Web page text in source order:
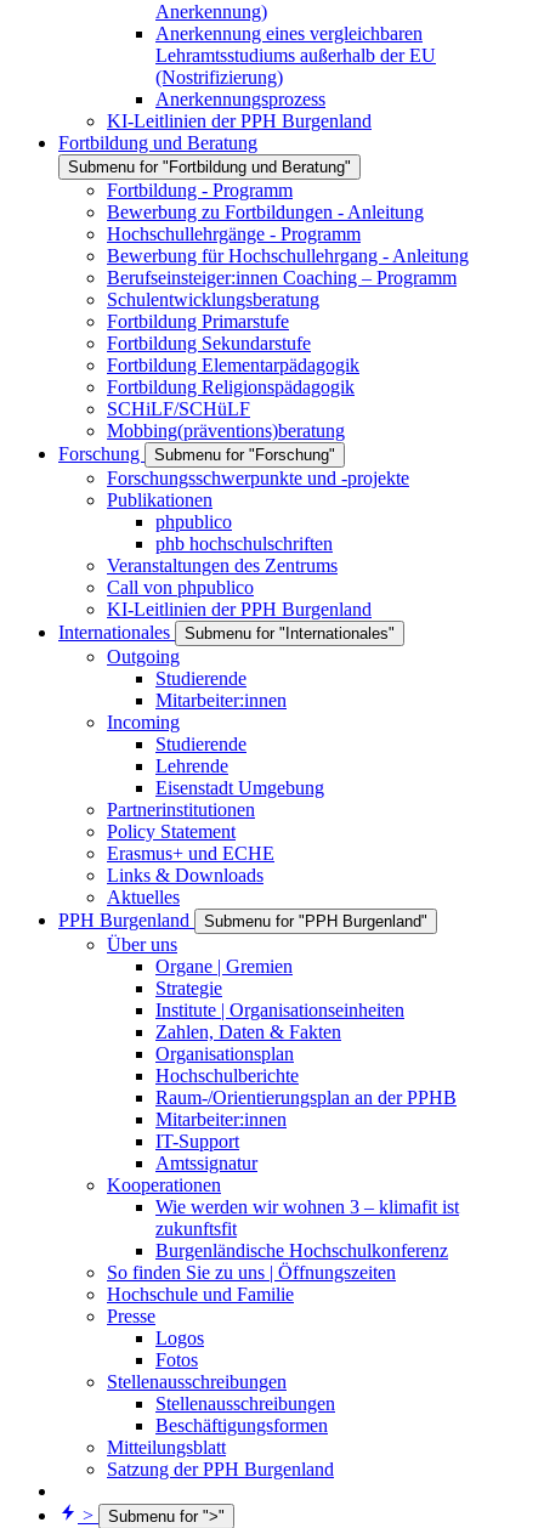
Anerkennung)
Anerkennung eines vergleichbaren
Lehramtsstudiums außerhalb der EU
(Nostrifizierung)
Anerkennungsprozess
KI-Leitlinien der PPH Burgenland
Fortbildung und Beratung
Submenu for "Fortbildung und Beratung"
Fortbildung - Programm
Bewerbung zu Fortbildungen - Anleitung
Hochschullehrgänge - Programm
Bewerbung für Hochschullehrgang - Anleitung
Berufseinsteiger:innen Coaching – Programm
Schulentwicklungsberatung
Fortbildung Primarstufe
Fortbildung Sekundarstufe
Fortbildung Elementarpädagogik
Fortbildung Religionspädagogik
SCHiLF/SCHüLF
Mobbing(präventions)beratung
Forschung
Submenu for "Forschung"
Forschungsschwerpunkte und -projekte
Publikationen
phpublico
phb hochschulschriften
Veranstaltungen des Zentrums
Call von phpublico
KI-Leitlinien der PPH Burgenland
Internationales
Submenu for "Internationales"
Outgoing
Studierende
Mitarbeiter:innen
Incoming
Studierende
Lehrende
Eisenstadt Umgebung
Partnerinstitutionen
Policy Statement
Erasmus+ und ECHE
Links & Downloads
Aktuelles
PPH Burgenland
Submenu for "PPH Burgenland"
Über uns
Organe | Gremien
Strategie
Institute | Organisationseinheiten
Zahlen, Daten & Fakten
Organisationsplan
Hochschulberichte
Raum-/Orientierungsplan an der PPHB
Mitarbeiter:innen
IT-Support
Amtssignatur
Kooperationen
Wie werden wir wohnen 3 – klimafit ist
zukunftsfit
Burgenländische Hochschulkonferenz
So finden Sie zu uns | Öffnungszeiten
Hochschule und Familie
Presse
Logos
Fotos
Stellenausschreibungen
Stellenausschreibungen
Beschäftigungsformen
Mitteilungsblatt
Satzung der PPH Burgenland
> Submenu for ">"